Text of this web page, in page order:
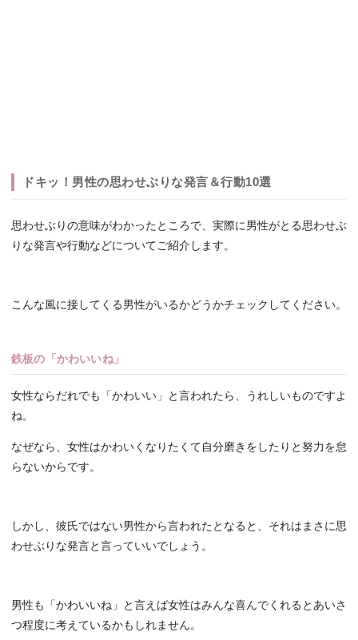
ドキッ！男性の思わせぶりな発言＆行動10選
思わせぶりの意味がわかったところで、実際に男性がとる思わせぶ
りな発言や行動などについてご紹介します。
こんな風に接してくる男性がいるかどうかチェックしてください。
鉄板の「かわいいね」
女性ならだれでも「かわいい」と言われたら、うれしいものですよ
ね。
なぜなら、女性はかわいくなりたくて自分磨きをしたりと努力を怠
らないからです。
しかし、彼氏ではない男性から言われたとなると、それはまさに思
わせぶりな発言と言っていいでしょう。
男性も「かわいいね」と言えば女性はみんな喜んでくれるとあいさ
つ程度に考えているかもしれません。